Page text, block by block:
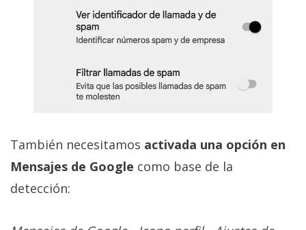
También necesitamos activada una opción en
Mensajes de Google como base de la
detección: